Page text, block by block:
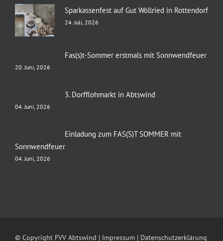
Sparkassenfest auf Gut Wöllried in Rottendorf
24. Juli, 2026
Fas(s)t-Sommer erstmals mit Sonnwendfeuer
20. Juni, 2026
3. Dorfflohmarkt in Abtswind
04. Juni, 2026
Einladung zum FAS(S)T SOMMER mit
Sonnwendfeuer
04. Juni, 2026
© Copyright FVV Abtswind | Impressum| Datenschutzerklärung